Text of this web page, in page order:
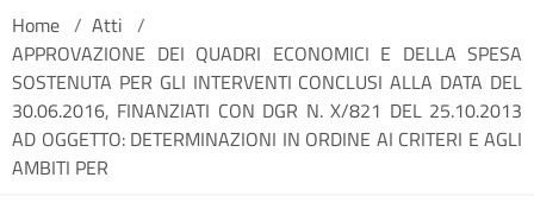
Home / Atti /
APPROVAZIONE DEI QUADRI ECONOMICI E DELLA SPESA
SOSTENUTA PER GLI INTERVENTI CONCLUSI ALLA DATA DEL
30.06.2016, FINANZIATI CON DGR N. X/821 DEL 25.10.2013
AD OGGETTO: DETERMINAZIONI IN ORDINE AI CRITERI E AGLI
AMBITI PER